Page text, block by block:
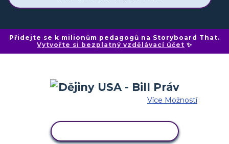
Přidejte se k milionům pedagogů na Storyboard That.
Vytvořte si bezplatný vzdělávací účet ✨
Více Možností